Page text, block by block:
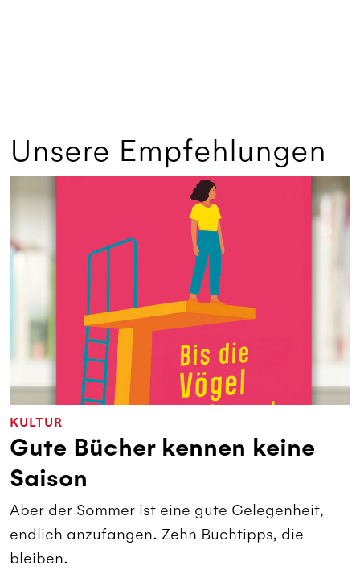
Unsere Empfehlungen
KULTUR
Gute Bücher kennen keine
Saison
Aber der Sommer ist eine gute Gelegenheit,
endlich anzufangen. Zehn Buchtipps, die
bleiben.